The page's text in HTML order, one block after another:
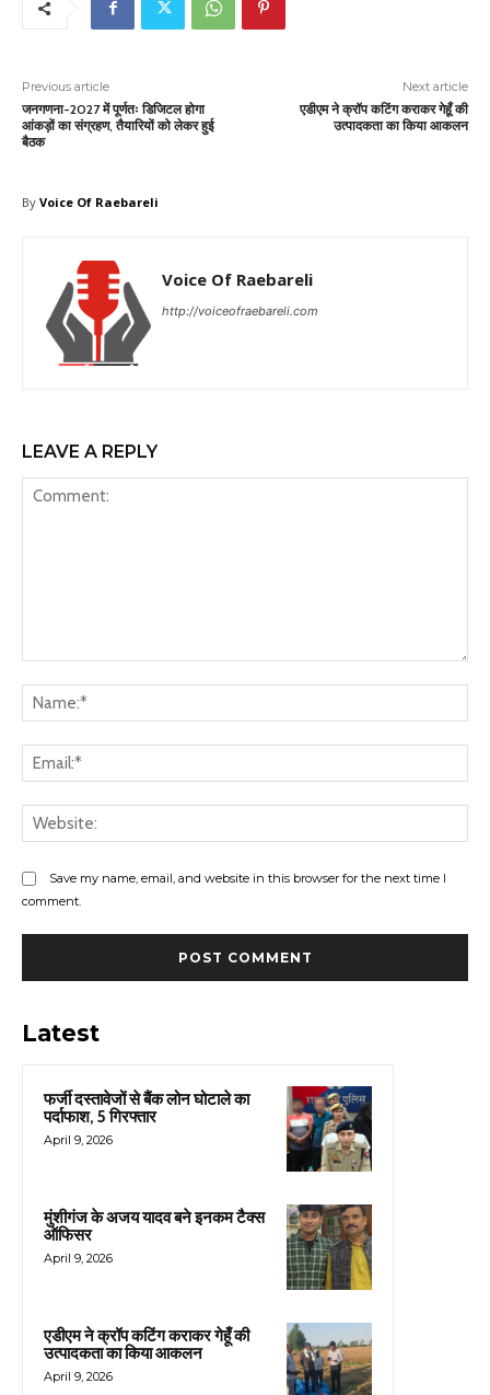
Previous article
जनगणना-2027 में पूर्णतः डिजिटल होगा
आंकड़ों का संग्रहण, तैयारियों को लेकर हुई
बैठक
Next article
एडीएम ने क्रॉप कटिंग कराकर गेहूँ की
उत्पादकता का किया आकलन
By Voice Of Raebareli
Voice Of Raebareli
http://voiceofraebareli.com
LEAVE A REPLY
Save my name, email, and website in this browser for the next time I
comment.
Latest
फर्जी दस्तावेजों से बैंक लोन घोटाले का
पर्दाफाश, 5 गिरफ्तार
April 9, 2026
मुंशीगंज के अजय यादव बने इनकम टैक्स
ऑफिसर
April 9, 2026
एडीएम ने क्रॉप कटिंग कराकर गेहूँ की
उत्पादकता का किया आकलन
April 9, 2026